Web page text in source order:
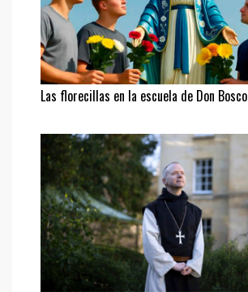
Las florecillas en la escuela de Don Bosco